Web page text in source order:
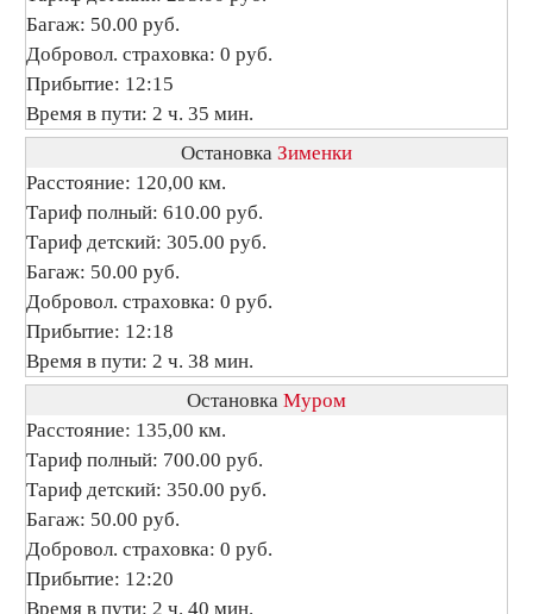
Багаж: 50.00 руб.
Добровол. страховка: 0 руб.
Прибытие: 12:15
Время в пути: 2 ч. 35 мин.
Остановка Зименки
Расстояние: 120,00 км.
Тариф полный: 610.00 руб.
Тариф детский: 305.00 руб.
Багаж: 50.00 руб.
Добровол. страховка: 0 руб.
Прибытие: 12:18
Время в пути: 2 ч. 38 мин.
Остановка Муром
Расстояние: 135,00 км.
Тариф полный: 700.00 руб.
Тариф детский: 350.00 руб.
Багаж: 50.00 руб.
Добровол. страховка: 0 руб.
Прибытие: 12:20
Время в пути: 2 ч. 40 мин.